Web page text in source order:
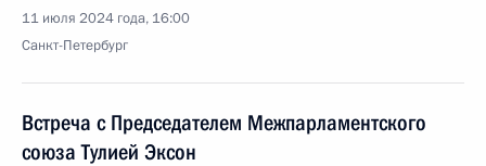
11 июля 2024 года, 16:00
Санкт-Петербург
Встреча с Председателем Межпарламентского
союза Тулией Эксон